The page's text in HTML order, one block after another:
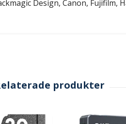
Design, Canon, Fujifilm,